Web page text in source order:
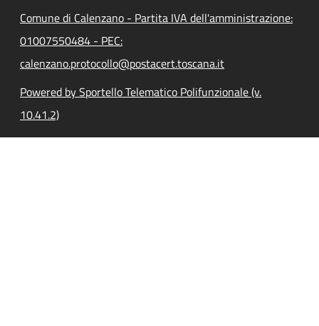
Comune di Calenzano - Partita IVA dell'amministrazione:
01007550484 - PEC:
calenzano.protocollo@postacert.toscana.it
Powered by Sportello Telematico Polifunzionale (v.
10.41.2)